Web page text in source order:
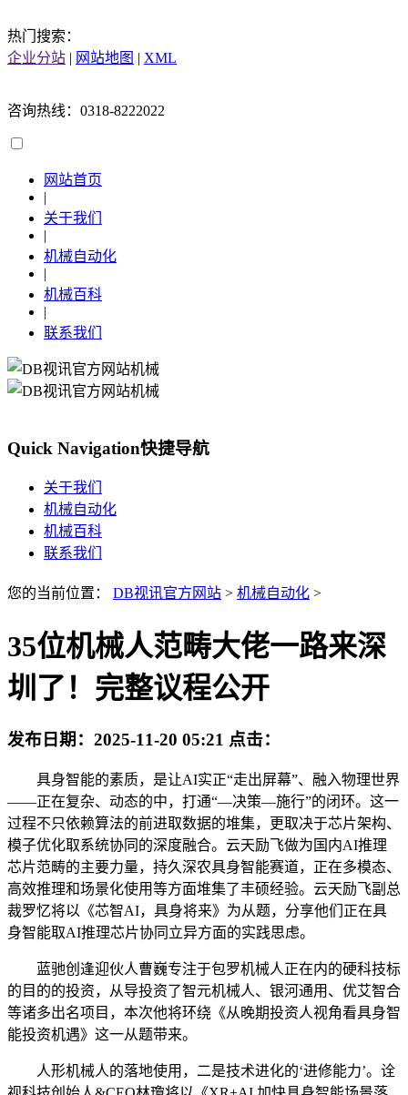
热门搜索：
企业分站 | 网站地图 | XML
咨询热线：0318-8222022
网站首页
|
关于我们
|
机械自动化
|
机械百科
|
联系我们
Quick Navigation快捷导航
关于我们
机械自动化
机械百科
联系我们
您的当前位置： DB视讯官方网站 > 机械自动化 >
35位机械人范畴大佬一路来深
圳了！完整议程公开
发布日期： 2025-11-20 05:21 点击：
具身智能的素质，是让AI实正“走出屏幕”、融入物理世界
——正在复杂、动态的中，打通“—决策—施行”的闭环。这一
过程不只依赖算法的前进取数据的堆集，更取决于芯片架构、
模子优化取系统协同的深度融合。云天励飞做为国内AI推理
芯片范畴的主要力量，持久深农具身智能赛道，正在多模态、
高效推理和场景化使用等方面堆集了丰硕经验。云天励飞副总
裁罗忆将以《芯智AI，具身将来》为从题，分享他们正在具
身智能取AI推理芯片协同立异方面的实践思虑。
蓝驰创逢迎伙人曹巍专注于包罗机械人正在内的硬科技标
的目的的投资，从导投资了智元机械人、银河通用、优艾智合
等诸多出名项目，本次他将环绕《从晚期投资人视角看具身智
能投资机遇》这一从题带来。
人形机械人的落地使用，二是技术进化的‘进修能力’。诠